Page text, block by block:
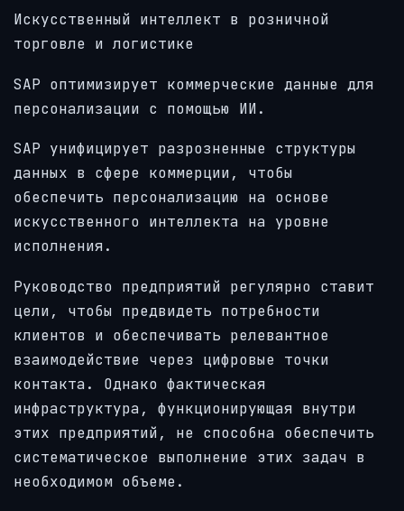
Искусственный интеллект в розничной
торговле и логистике
SAP оптимизирует коммерческие данные для
персонализации с помощью ИИ.
SAP унифицирует разрозненные структуры
данных в сфере коммерции, чтобы
обеспечить персонализацию на основе
искусственного интеллекта на уровне
исполнения.
Руководство предприятий регулярно ставит
цели, чтобы предвидеть потребности
клиентов и обеспечивать релевантное
взаимодействие через цифровые точки
контакта. Однако фактическая
инфраструктура, функционирующая внутри
этих предприятий, не способна обеспечить
систематическое выполнение этих задач в
необходимом объеме.